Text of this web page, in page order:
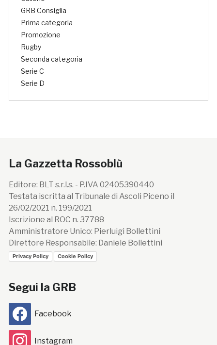
GRB Consiglia
Prima categoria
Promozione
Rugby
Seconda categoria
Serie C
Serie D
La Gazzetta Rossoblù
Editore: BLT s.r.l.s. - P.IVA 02405390440
Testata iscritta al Tribunale di Ascoli Piceno il
26/02/2021 n. 199/2021
Iscrizione al ROC n. 37788
Amministratore Unico: Pierluigi Bollettini
Direttore Responsabile: Daniele Bollettini
Privacy Policy Cookie Policy
Segui la GRB
Facebook
Instagram